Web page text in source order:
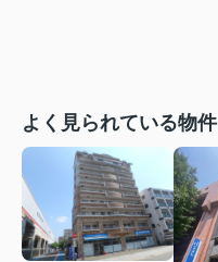
よく見られている物件